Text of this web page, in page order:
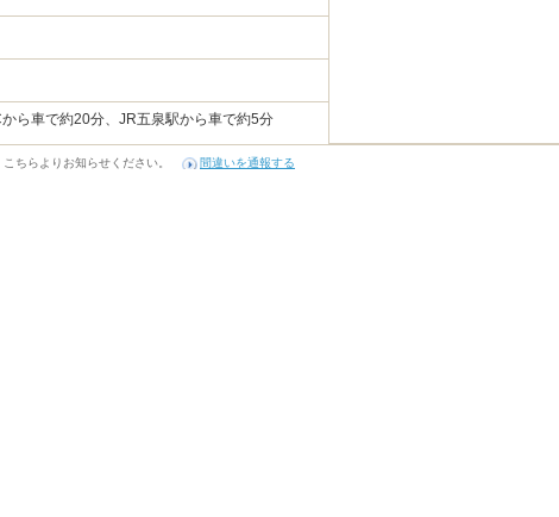
ら車で約20分、JR五泉駅から車で約5分
ちらよりお知らせください。 間違いを通報する